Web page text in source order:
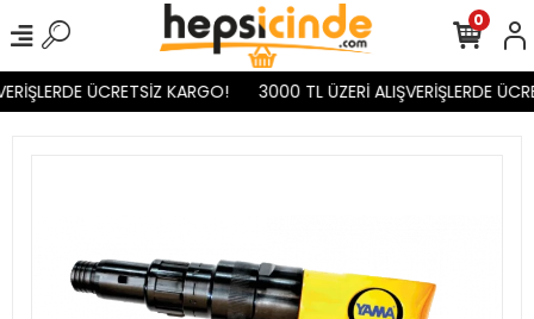
ÜCRETSİZ KARGO! 3000 TL ÜZERİ ALIŞVERİŞLERDE
0